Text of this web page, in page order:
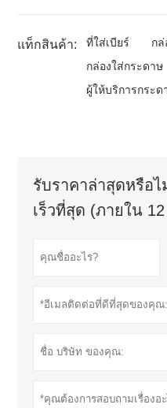
แท็กสินค้า: ที่ใส่เบียร์
กล่
กล่องใส่กระดาษ
ผู้ให้บริการกระด
รับราคาล่าสุดหรือ
เร็วที่สุด (ภายใน